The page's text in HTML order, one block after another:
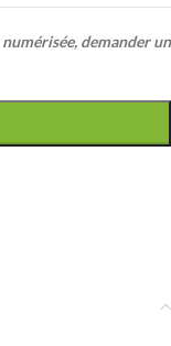
demander un